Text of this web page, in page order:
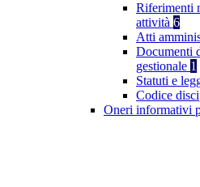
Riferimenti
attività 6
Atti
Documenti
gestionale 1
Statuti e
Codice
Oneri informativi